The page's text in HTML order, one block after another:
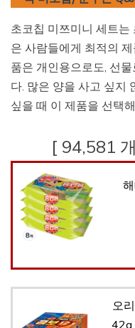
초코칩 미쯔미니 세트는
은 사람들에게 최적의
품은 개인용으로도, 선
다. 많은 양을 사고 싶지
싶을 때 이 제품을 선택
[ 94,581
오
42g